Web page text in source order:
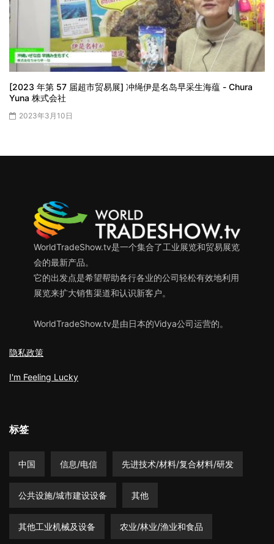
[2023 年第 57 届超市贸易展] 冲绳伊是名岛早采生海蕴 - Chura
Yuna 株式会社
2023年3月10日
WorldTradeShow.tv是一个集合了工业展览和贸易展览
会的最新产品。
它的出发点是希望帮助各行各业的公司轻松有效地利用
展览来扩大销售渠道和认识新客户。
WorldTradeShow.tv是由日本的Vidya公司运营的。
隐私政策
I'm Feeling Lucky
标签
中国 信息/电信 先进技术/材料/复合材料/研发
公共设施/城市建设设备 其他
其他工业机械及设备 农业/林业/渔业和食品